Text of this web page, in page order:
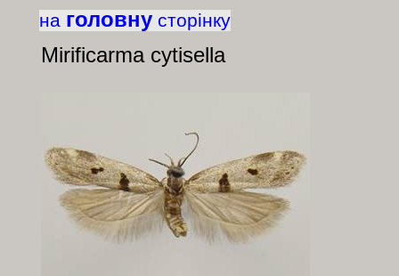
на головну сторінку
Mirificarma cytisella